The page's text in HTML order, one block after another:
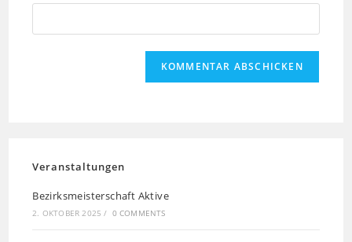
Veranstaltungen
Bezirksmeisterschaft Aktive
2. OKTOBER 2025 / 0 COMMENTS